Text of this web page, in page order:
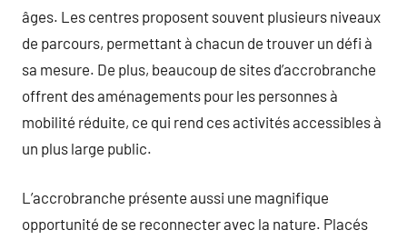
âges. Les centres proposent souvent plusieurs niveaux
de parcours, permettant à chacun de trouver un défi à
sa mesure. De plus, beaucoup de sites d’accrobranche
offrent des aménagements pour les personnes à
mobilité réduite, ce qui rend ces activités accessibles à
un plus large public.
L’accrobranche présente aussi une magnifique
opportunité de se reconnecter avec la nature. Placés